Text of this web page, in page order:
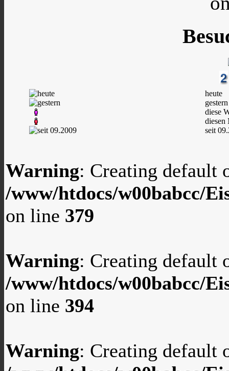
heute
gestern
diese
diesen
seit
Warning: Creating default
/www/htdocs/w00babcc/
on line 379
Warning: Creating default
/www/htdocs/w00babcc/
on line 394
Warning: Creating default